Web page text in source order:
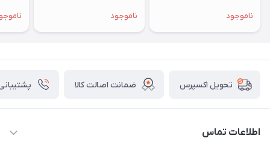
ناموجود ناموجود
تحویل اکسپرس ضمانت اصالت کالا پشتیبانی ۲۴
اطلاعات تماس